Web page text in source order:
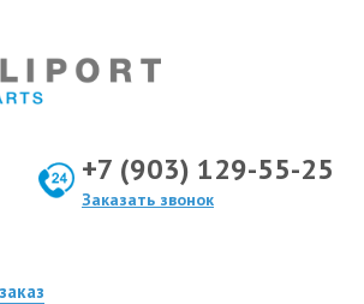
+7 (903) 129-55-25
Заказать звонок